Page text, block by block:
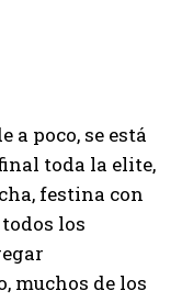
a poco, se está
toda la elite,
festina con
los
muchos de los